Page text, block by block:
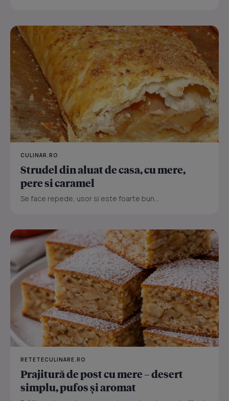
CULINAR.RO
Strudel din aluat de casa, cu mere,
pere si caramel
Se face repede, usor si este foarte bun...
RETETECULINARE.RO
Prajitură de post cu mere – desert
simplu, pufos și aromat